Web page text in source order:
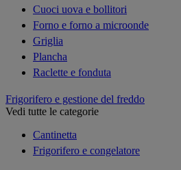
Cuoci uova e bollitori
Forno e forno a microonde
Griglia
Plancha
Raclette e fonduta
Frigorifero e gestione del freddo
Vedi tutte le categorie
Cantinetta
Frigorifero e congelatore